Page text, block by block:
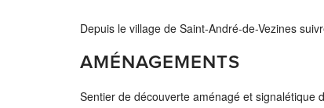
Depuis le village de Saint-André-de-Vezines
AMÉNAGEMENTS
Sentier de découverte aménagé et signalétique